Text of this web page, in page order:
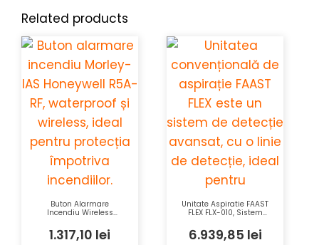
Related products
Buton Alarmare
Incendiu Wireless
Honeywell R5A-RF IP67
1.317,10 lei
Unitate Aspiratie FAAST
FLEX FLX-010, Sistem
Detectie, Honeywell
6.939,85 lei